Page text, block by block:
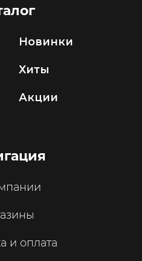
Новинки
Хиты
Акции
и оплата